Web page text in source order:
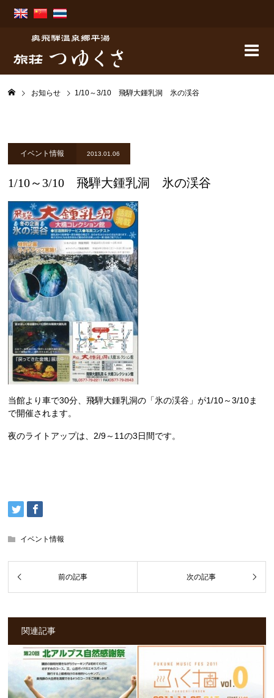
お知らせ 1/10～3/10 飛騨大鍾乳洞 氷の渓谷
イベント情報 2013.01.06
1/10～3/10 飛騨大鍾乳洞 氷の渓谷
当館より車で30分、飛騨大鍾乳洞の「氷の渓谷」が1/10～3/10ま
で開催されます。
夜のライトアップは、2/9～11の3日間です。
イベント情報
関連記事